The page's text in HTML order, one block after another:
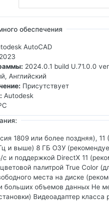
обеспечения
AutoCAD
2023
2024.0.1 build U.71.0.0
Английский
Присутствует
Autodesk
1809 или более поздняя),
и выше) 8 ГБ ОЗУ
и поддержкой DirectX 11
палитрой True Color
места на диске
больших объемов данных Не
Видеоадаптер